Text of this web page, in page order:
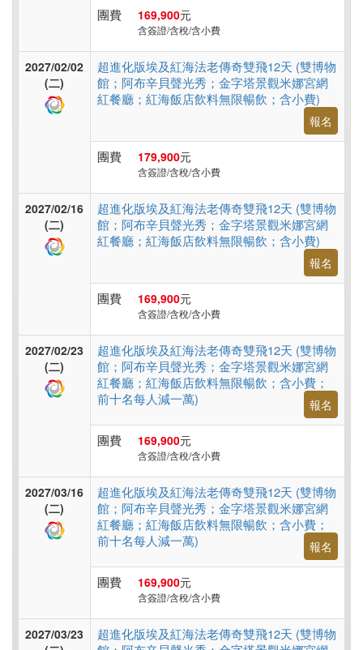
團費 169,900元
含簽證/含稅/含小費
2027/02/02
(二)
超進化版埃及紅海法老傳奇雙飛12天 (雙博物
館；阿布辛貝聲光秀；金字塔景觀米娜宮網
紅餐廳；紅海飯店飲料無限暢飲；含小費)
報名
團費 179,900元
含簽證/含稅/含小費
2027/02/16
(二)
超進化版埃及紅海法老傳奇雙飛12天 (雙博物
館；阿布辛貝聲光秀；金字塔景觀米娜宮網
紅餐廳；紅海飯店飲料無限暢飲；含小費)
報名
團費 169,900元
含簽證/含稅/含小費
2027/02/23
(二)
超進化版埃及紅海法老傳奇雙飛12天 (雙博物
館；阿布辛貝聲光秀；金字塔景觀米娜宮網
紅餐廳；紅海飯店飲料無限暢飲；含小費；
前十名每人減一萬)
報名
團費 169,900元
含簽證/含稅/含小費
2027/03/16
(二)
超進化版埃及紅海法老傳奇雙飛12天 (雙博物
館；阿布辛貝聲光秀；金字塔景觀米娜宮網
紅餐廳；紅海飯店飲料無限暢飲；含小費；
前十名每人減一萬)
報名
團費 169,900元
含簽證/含稅/含小費
2027/03/23
超進化版埃及紅海法老傳奇雙飛12天 (雙博物